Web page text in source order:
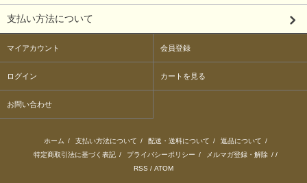
支払い方法について
マイアカウント 会員登録
ログイン カートを見る
お問い合わせ
ホーム / 支払い方法について / 配送・送料について / 返品について /
特定商取引法に基づく表記 / プライバシーポリシー / メルマガ登録・解除 / /
RSS / ATOM